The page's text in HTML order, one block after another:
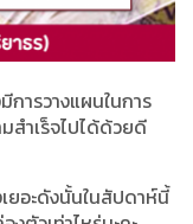
ารวางแผนในการ
สำเร็จไปได้ด้วยดี
ยอะดังนั้นในสัปดาห์นี้